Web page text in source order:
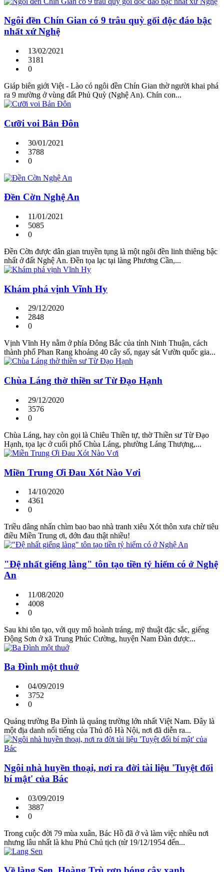
Ngôi đền Chín Gian có 9 trâu quỳ gối độc đáo bậc
nhất xứ Nghệ
13/02/2021
3181
0
Giáp biên giới Việt - Lào có ngôi đền Chín Gian thờ người khai phá
ra 9 mường ở vùng đất Phủ Quỳ (Nghệ An). Chín con...
Cưỡi voi Bản Đôn
30/01/2021
3788
0
Đền Cờn Nghệ An
11/01/2021
5085
0
Đền Cờn được dân gian truyền tụng là một ngôi đền linh thiêng bậc
nhất ở đất Nghệ An. Đền tọa lạc tại làng Phương Cần,...
Khám phá vịnh Vĩnh Hy
29/12/2020
2848
0
Vịnh Vĩnh Hy nằm ở phía Đông Bắc của tỉnh Ninh Thuận, cách
thành phố Phan Rang khoảng 40 cây số, ngay sát Vườn quốc gia...
Chùa Láng thờ thiền sư Từ Đạo Hạnh
29/12/2020
3576
0
Chùa Láng, hay còn gọi là Chiêu Thiền tự, thờ Thiền sư Từ Đạo
Hạnh, tọa lạc ở cuối phố Chùa Láng, phường Láng Thượng,...
Miền Trung Ơi Đau Xót Nào Vơi
14/10/2020
4361
0
Triều dâng nhấn chìm bao bao nhà tranh xiêu Xót thôn xưa chừ tiêu
điều Miền Trung ơi, đớn đau thật nhiều!
"Đệ nhất giếng làng" tôn tạo tiền tỷ hiếm có ở Nghệ
An
11/08/2020
4008
0
Sau khi tôn tạo, với quy mô hoành tráng, mỹ thuật đặc sắc, giếng
Động Sơn ở xã Trung Phúc Cường, huyện Nam Đàn được...
Ba Đình một thuở
04/09/2019
3752
0
Quảng trường Ba Đình là quảng trường lớn nhất Việt Nam. Đây là
một địa danh nổi tiếng của Thủ đô Hà Nội, nơi đã diễn ra...
Ngôi nhà huyền thoại, nơi ra đời tài liệu 'Tuyệt đối
bí mật' của Bác
03/09/2019
3887
0
Trong cuộc đời 79 mùa xuân, Bác Hồ đã ở và làm việc nhiều nơi
nhưng lâu nhất là khu Phủ Chủ tịch (từ 19/12/1954 đến...